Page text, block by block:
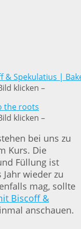
klicken –
klicken –
bei uns zu
Kurs. Die
Füllung ist
wieder zu
mag, sollte
Biscoff &
anschauen.